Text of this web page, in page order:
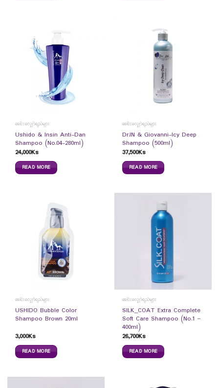
ခေါင်းလျှော်ရည်များ
Ushido & Insin Anti-Dan
Shampoo (No.04-280ml)
24,000Ks
READ MORE
ခေါင်းလျှော်ရည်များ
Dr.IN & Giovanni-Icy Deep
Shampoo (500ml)
37,500Ks
READ MORE
ခေါင်းလျှော်ရည်များ
USHIDO Bubble Color
Shampoo Brown 20ml
3,000Ks
READ MORE
ခေါင်းလျှော်ရည်များ
SILK_COAT Extra Complete
Soft Care Shampoo (No.1 –
400ml)
26,700Ks
READ MORE